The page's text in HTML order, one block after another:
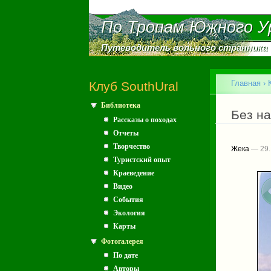
По Тропам Южного
По Тропам Южного
Путеводитель вольного странника
Путеводитель вольного странника
Клуб SouthUral
Библиотека
Рассказы о походах
Отчеты
Творчество
Туристский опыт
Краеведение
Видео
События
Экология
Карты
Фотогалерея
По дате
Авторы
Вы
Главная ›
Без
Жека —